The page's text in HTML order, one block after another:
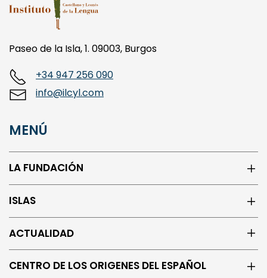
Paseo de la Isla, 1. 09003, Burgos
+34 947 256 090
info@ilcyl.com
MENÚ
LA FUNDACIÓN
ISLAS
ACTUALIDAD
CENTRO DE LOS ORIGENES DEL ESPAÑOL